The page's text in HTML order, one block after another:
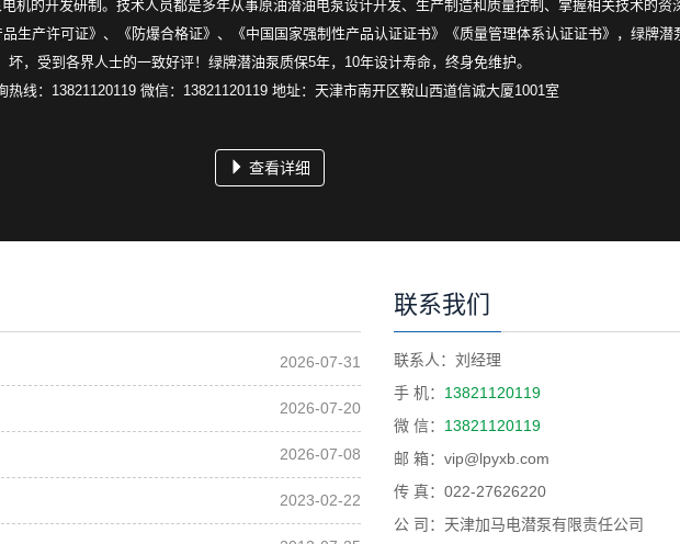
机的开发研制。技术人员都是多年从事原油潜油电泵设计开发、生产制造和质量控制、掌握相关技术的资
生产许可证》、《防爆合格证》、《中国国家强制性产品认证证书》《质量管理体系认证证书》，绿牌
坏，受到各界人士的一致好评！绿牌潜油泵质保5年，10年设计寿命，终身免维护。
热线：13821120119 微信：13821120119 地址：天津市南开区鞍山西道信诚大厦1001室
查看详细
2026-07-31
2026-07-20
2026-07-08
2023-02-22
联系我们
联系人：刘经理
手 机： 13821120119
微 信： 13821120119
邮 箱：vip@lpyxb.com
传 真：022-27626220
公 司：天津加马电潜泵有限责任公司